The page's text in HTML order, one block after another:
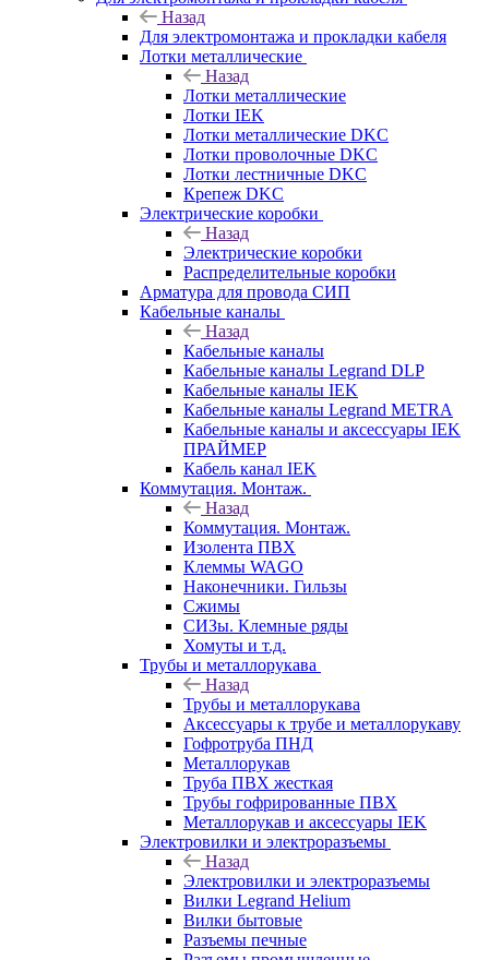
Назад
Для электромонтажа и прокладки кабеля
Лотки металлические
Назад
Лотки металлические
Лотки IEK
Лотки металлические DKC
Лотки проволочные DKC
Лотки лестничные DKC
Крепеж DKC
Электрические коробки
Назад
Электрические коробки
Распределительные коробки
Арматура для провода СИП
Кабельные каналы
Назад
Кабельные каналы
Кабельные каналы Legrand DLP
Кабельные каналы IEK
Кабельные каналы Legrand METRA
Кабельные каналы и аксессуары IEK
ПРАЙМЕР
Кабель канал IEK
Коммутация. Монтаж.
Назад
Коммутация. Монтаж.
Изолента ПВХ
Клеммы WAGO
Наконечники. Гильзы
Сжимы
СИЗы. Клемные ряды
Хомуты и т.д.
Трубы и металлорукава
Назад
Трубы и металлорукава
Аксессуары к трубе и металлорукаву
Гофротруба ПНД
Металлорукав
Труба ПВХ жесткая
Трубы гофрированные ПВХ
Металлорукав и аксессуары IEK
Электровилки и электроразъемы
Назад
Электровилки и электроразъемы
Вилки Legrand Helium
Вилки бытовые
Разъемы печные